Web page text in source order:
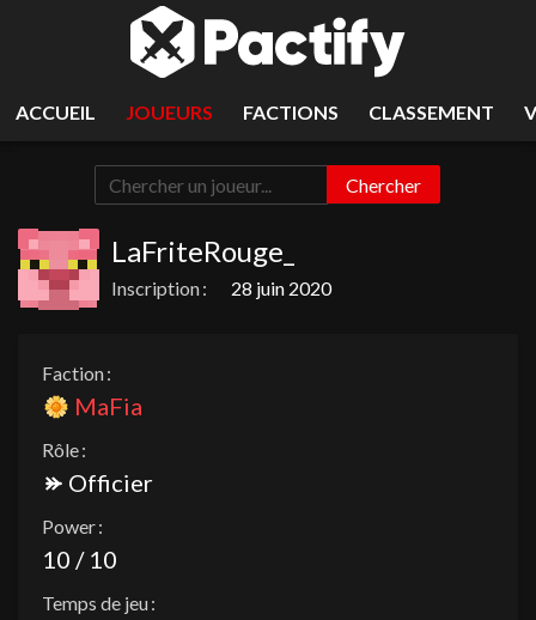
ACCUEIL JOUEURS FACTIONS CLASSEMENT
Chercher
LaFriteRouge_
Inscription : 28 juin 2020
Faction :
MaFia
Rôle :
Officier
Power :
10 / 10
Temps de jeu :